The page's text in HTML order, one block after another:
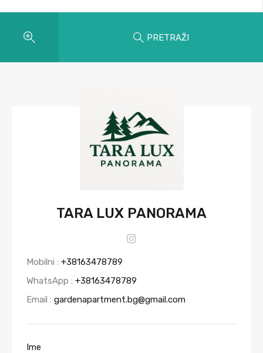
PRETRAŽI
TARA LUX PANORAMA
Mobilni : +38163478789
WhatsApp : +38163478789
Email : gardenapartment.bg@gmail.com
Ime